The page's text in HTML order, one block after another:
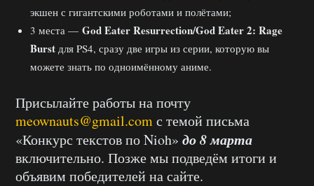
экшен с гигантскими роботами и полётами;
3 места — God Eater Resurrection/God Eater 2: Rage
Burst для PS4, сразу две игры из серии, которую вы
можете знать по одноимённому аниме.
Присылайте работы на почту
meownauts@gmail.comс темой письма
«Конкурс текстов по Nioh» до 8 марта
включительно. Позже мы подведём итоги и
объявим победителей на сайте.